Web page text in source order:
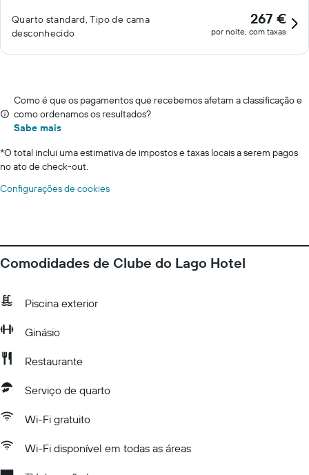
Quarto standard, Tipo de cama
desconhecido
267 €
por noite, com taxas
Como é que os pagamentos que recebemos afetam a classificação e
como ordenamos os resultados?
Sabe mais
*O total inclui uma estimativa de impostos e taxas locais a serem pagos
no ato de check-out.
Configurações de cookies
Comodidades de Clube do Lago Hotel
Piscina exterior
Ginásio
Restaurante
Serviço de quarto
Wi-Fi gratuito
Wi-Fi disponível em todas as áreas